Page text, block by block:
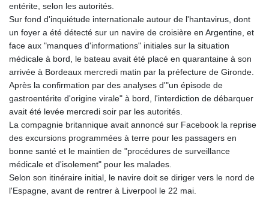
entérite, selon les autorités.
Sur fond d'inquiétude internationale autour de l'hantavirus, dont
un foyer a été détecté sur un navire de croisière en Argentine, et
face aux "manques d'informations" initiales sur la situation
médicale à bord, le bateau avait été placé en quarantaine à son
arrivée à Bordeaux mercredi matin par la préfecture de Gironde.
Après la confirmation par des analyses d'"un épisode de
gastroentérite d'origine virale" à bord, l'interdiction de débarquer
avait été levée mercredi soir par les autorités.
La compagnie britannique avait annoncé sur Facebook la reprise
des excursions programmées à terre pour les passagers en
bonne santé et le maintien de "procédures de surveillance
médicale et d'isolement" pour les malades.
Selon son itinéraire initial, le navire doit se diriger vers le nord de
l'Espagne, avant de rentrer à Liverpool le 22 mai.